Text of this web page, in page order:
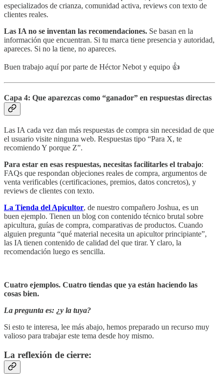
especializados de crianza, comunidad activa, reviews con texto de
clientes reales.
Las IA no se inventan las recomendaciones. Se basan en la
información que encuentran. Si tu marca tiene presencia y autoridad,
apareces. Si no la tiene, no apareces.
Buen trabajo aquí por parte de Héctor Nebot y equipo 👍
Capa 4: Que aparezcas como “ganador” en respuestas directas
Las IA cada vez dan más respuestas de compra sin necesidad de que
el usuario visite ninguna web. Respuestas tipo “Para X, te
recomiendo Y porque Z”.
Para estar en esas respuestas, necesitas facilitarles el trabajo:
FAQs que respondan objeciones reales de compra, argumentos de
venta verificables (certificaciones, premios, datos concretos), y
reviews de clientes con texto.
La Tienda del Apicultor, de nuestro compañero Joshua, es un
buen ejemplo. Tienen un blog con contenido técnico brutal sobre
apicultura, guías de compra, comparativas de productos. Cuando
alguien pregunta “qué material necesita un apicultor principiante”,
las IA tienen contenido de calidad del que tirar. Y claro, la
recomendación luego es sencilla.
Cuatro ejemplos. Cuatro tiendas que ya están haciendo las
cosas bien.
La pregunta es: ¿y la tuya?
Si esto te interesa, lee más abajo, hemos preparado un recurso muy
valioso para trabajar este tema desde hoy mismo.
La reflexión de cierre: